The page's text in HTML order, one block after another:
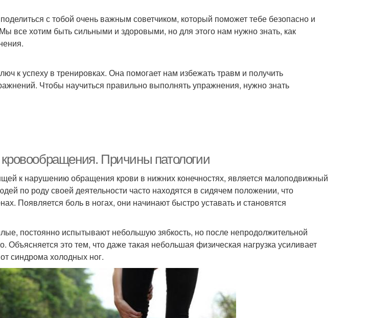
с тобой очень важным советчиком, который поможет тебе безопасно и
все хотим быть сильными и здоровыми, но для этого нам нужно знать, как
к успеху в тренировках. Она помогает нам избежать травм и получить
Чтобы научиться правильно выполнять упражнения, нужно знать
Причины патологии
к нарушению обращения крови в нижних конечностях, является малоподвижный
по роду своей деятельности часто находятся в сидячем положении, что
Появляется боль в ногах, они начинают быстро уставать и становятся
постоянно испытывают небольшую зябкость, но после непродолжительной
Объясняется это тем, что даже такая небольшая физическая нагрузка усиливает
синдрома холодных ног.